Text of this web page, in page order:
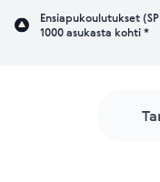
Ensiapukoulutukset
1000 asukasta kohti *